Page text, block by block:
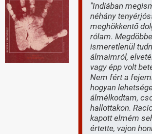
"Indiában
néhány
meghökkentő
rólam.
ismeretlenül
álmaimról,
vagy épp volt
Nem fért a
hogyan
álmélkodtam,
hallottakon.
kapott elmém
értette, vajon